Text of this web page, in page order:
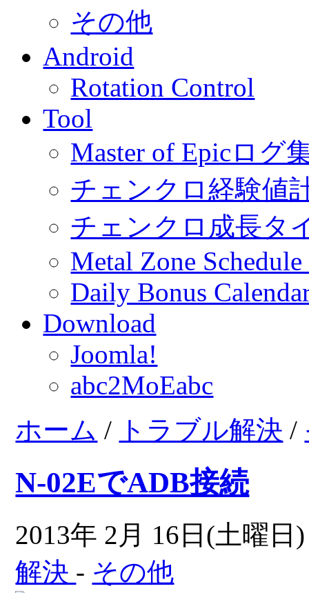
その他
Android
Rotation Control
Tool
Master of Epicログ
チェンクロ経験値
チェンクロ成長タ
Metal Zone
Daily Bonus
Download
Joomla!
abc2MoEabc
ホーム / トラブル解決 /
N-02EでADB接続
2013年 2月 16日(土曜日
解決 - その他